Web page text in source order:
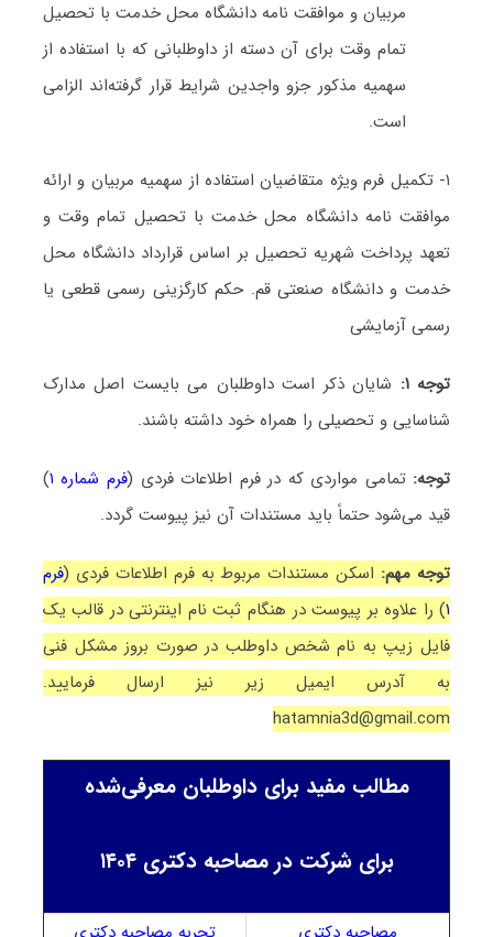
مربیان و موافقت نامه دانشگاه محل خدمت با تحصیل
تمام وقت برای آن دسته از داوطلبانی که با استفاده از
سهمیه مذکور جزو واجدین شرایط قرار گرفته‌اند الزامی
است.
۱- تکمیل فرم ویژه متقاضیان استفاده از سهمیه مربیان و ارائه
موافقت نامه دانشگاه محل خدمت با تحصیل تمام وقت و
تعهد پرداخت شهریه تحصیل بر اساس قرارداد دانشگاه محل
خدمت و دانشگاه صنعتی قم. حکم کارگزینی رسمی قطعی یا
رسمی آزمایشی
توجه ۱:
شایان ذکر است داوطلبان می بایست اصل مدارک
شناسایی و تحصیلی را همراه خود داشته باشند.
توجه: تمامی مواردی که در فرم اطلاعات فردی (فرم شماره ۱ )
قید می‌شود حتماً باید مستندات آن نیز پیوست گردد.
توجه مهم: اسکن مستندات مربوط به فرم اطلاعات فردی (فرم
۱) را علاوه بر پیوست در هنگام ثبت نام اینترنتی در قالب یک
فایل زیپ به نام شخص داوطلب در صورت بروز مشکل فنی
به آدرس ایمیل زیر نیز ارسال فرمایید.
hatamnia3d@gmail.com
مطالب مفید برای داوطلبان معرفی‌شده
برای شرکت در مصاحبه دکتری ۱۴۰۴